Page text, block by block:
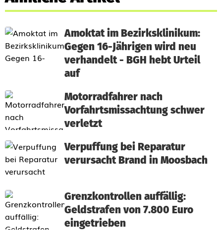
Amoktat im Bezirksklinikum:
Gegen 16-Jährigen wird neu
verhandelt - BGH hebt Urteil
auf
Motorradfahrer nach
Vorfahrtsmissachtung schwer
verletzt
Verpuffung bei Reparatur
verursacht Brand in Moosbach
Grenzkontrollen auffällig:
Geldstrafen von 7.800 Euro
eingetrieben